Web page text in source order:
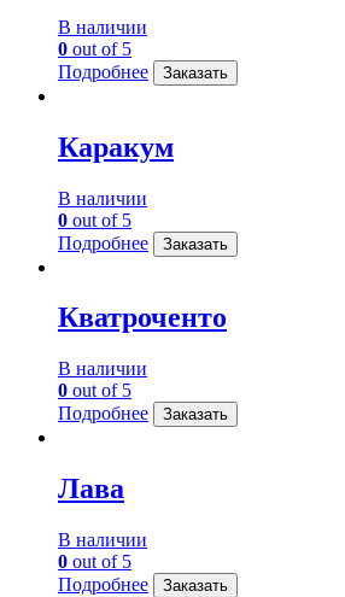
В наличии
0 out of 5
Подробнее
Заказать
Каракум
В наличии
0 out of 5
Подробнее
Заказать
Кватроченто
В наличии
0 out of 5
Подробнее
Заказать
Лава
В наличии
0 out of 5
Подробнее
Заказать